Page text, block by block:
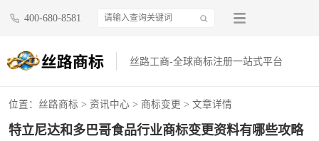
400-680-8581
丝路工商-全球商标注册一站式平台
位置： 丝路商标 > 资讯中心 > 商标变更 > 文章详情
特立尼达和多巴哥食品行业商标变更资料有哪些攻略